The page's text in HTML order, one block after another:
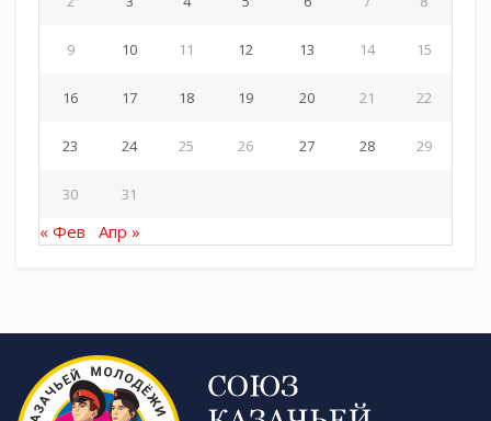
9 10 11 12 13 14 15
16 17 18 19 20 21 22
23 24 25 26 27 28 29
30 31
« Фев Апр »